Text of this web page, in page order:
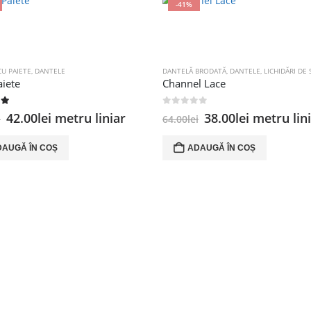
PAIETE, DANTELE
Prețul
a
fost:
42.00lei Prețul
este:
42.00lei.
metru liniar
ÎN COȘ
-41%
DANTELĂ BRODATĂ, DANTELE, LICHIDĂRI DE
Channel Lace
64.00lei Prețul
a
fost:
38.00lei Prețul
este:
38.00lei.
metru
ADAUGĂ ÎN COȘ